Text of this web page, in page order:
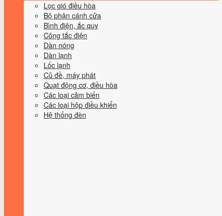
Lọc gió điều hòa
Bộ phận cánh cửa
Bình điện, ắc quy
Công tắc điện
Dàn nóng
Dàn lạnh
Lốc lạnh
Củ đề, máy phát
Quạt động cơ, điều hòa
Các loại cảm biến
Các loại hộp điều khiển
Hệ thống đèn